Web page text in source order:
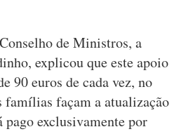
de Ministros, a
explicou que este apoio
90 euros de cada vez, no
famílias façam a atualização
pago exclusivamente por